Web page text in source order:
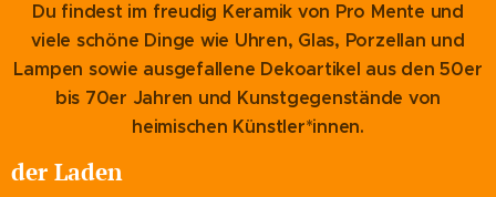
Du findest im freudig Keramik von Pro Mente und
viele schöne Dinge wie Uhren, Glas, Porzellan und
Lampen sowie ausgefallene Dekoartikel aus den 50er
bis 70er Jahren und Kunstgegenstände von
heimischen Künstler*innen.
der Laden